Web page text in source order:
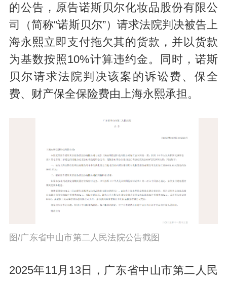
的公告，原告诺斯贝尔化妆品股份有限公
司（简称“诺斯贝尔”）请求法院判决被告上
海永熙立即支付拖欠其的货款，并以货款
为基数按照10%计算违约金。同时，诺斯
贝尔请求法院判决该案的诉讼费、保全
费、财产保全保险费由上海永熙承担。
图/广东省中山市第二人民法院公告截图
2025年11月13日，广东省中山市第二人民